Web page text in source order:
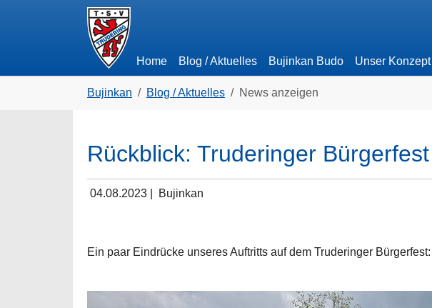
Skip to main navigation
Zum Hauptinhalt springen
Skip to page footer
Home Blog / Aktuelles Bujinkan Budo Unser Konzept
Bujinkan Blog / Aktuelles News anzeigen
Rückblick: Truderinger Bürgerfest
04.08.2023 Bujinkan
Ein paar Eindrücke unseres Auftritts auf dem Truderinger Bürgerfest: